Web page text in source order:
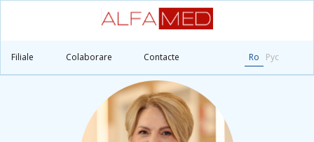
Filiale Colaborare Contacte Ro Рус
Principală Medicii Revenco Ninel